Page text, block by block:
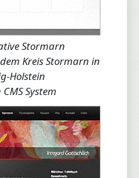
Stormarn
Kreis Stormarn in
Holstein
System